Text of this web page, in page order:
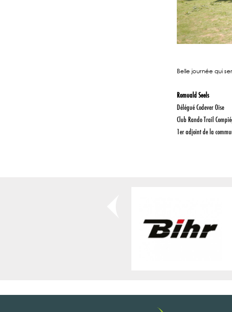
Belle journée qui
Romuald Seels
Délégué Codever Oise
Club Rando Trail
1er adjoint de la